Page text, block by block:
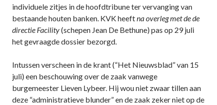
individuele zitjes in de hoofdtribune ter vervanging van
bestaande houten banken. KVK heeftna overleg met de de
directie Facility(schepen Jean De Bethune) pas op 29 juli
het gevraagde dossier bezorgd.
Intussen verscheen in de krant (“Het Nieuwsblad” van 15
juli) een beschouwing over de zaak vanwege
burgemeester Lieven Lybeer. Hij wou niet zwaar tillen aan
deze “administratieve blunder” en de zaak zeker niet op de